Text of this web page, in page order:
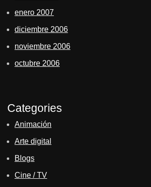
enero 2007
diciembre 2006
noviembre 2006
octubre 2006
Categories
Animación
Arte digital
Blogs
Cine / TV